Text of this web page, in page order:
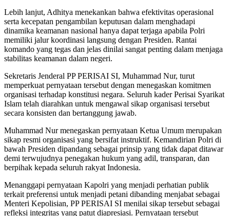
Lebih lanjut, Adhitya menekankan bahwa efektivitas operasional
serta kecepatan pengambilan keputusan dalam menghadapi
dinamika keamanan nasional hanya dapat terjaga apabila Polri
memiliki jalur koordinasi langsung dengan Presiden. Rantai
komando yang tegas dan jelas dinilai sangat penting dalam menjaga
stabilitas keamanan dalam negeri.
Sekretaris Jenderal PP PERISAI SI, Muhammad Nur, turut
memperkuat pernyataan tersebut dengan menegaskan komitmen
organisasi terhadap konstitusi negara. Seluruh kader Perisai Syarikat
Islam telah diarahkan untuk mengawal sikap organisasi tersebut
secara konsisten dan bertanggung jawab.
Muhammad Nur menegaskan pernyataan Ketua Umum merupakan
sikap resmi organisasi yang bersifat instruktif. Kemandirian Polri di
bawah Presiden dipandang sebagai prinsip yang tidak dapat ditawar
demi terwujudnya penegakan hukum yang adil, transparan, dan
berpihak kepada seluruh rakyat Indonesia.
Menanggapi pernyataan Kapolri yang menjadi perhatian publik
terkait preferensi untuk menjadi petani dibanding menjabat sebagai
Menteri Kepolisian, PP PERISAI SI menilai sikap tersebut sebagai
refleksi integritas yang patut diapresiasi. Pernyataan tersebut